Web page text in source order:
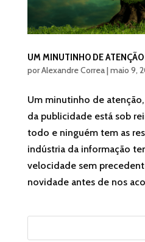
UM MINUTINHO DE ATENÇÃO
porAlexandre Correa|maio 9,
Um minutinho de
da publicidade está sob
todo e ninguém tem as
indústria da informação
velocidade sem
novidade antes de nos